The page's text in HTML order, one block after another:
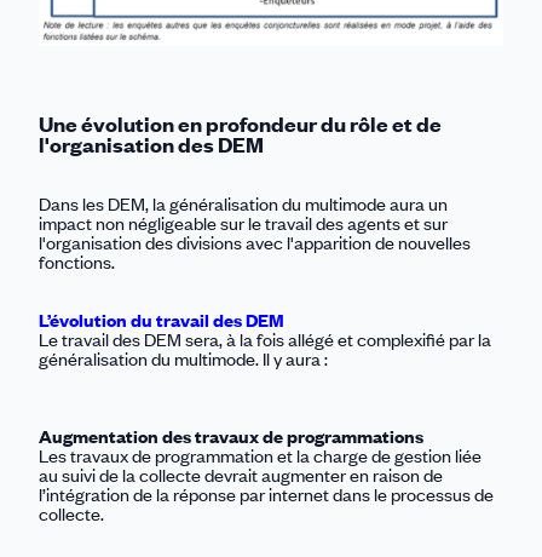
Une évolution en profondeur du rôle et de
l'organisation des DEM
Dans les DEM, la généralisation du multimode aura un
impact non négligeable sur le travail des agents et sur
l'organisation des divisions avec l'apparition de nouvelles
fonctions.
L’évolution du travail des DEM
Le travail des DEM sera, à la fois allégé et complexifié par la
généralisation du multimode. Il y aura :
Augmentation des travaux de programmations
Les travaux de programmation et la charge de gestion liée
au suivi de la collecte devrait augmenter en raison de
l’intégration de la réponse par internet dans le processus de
collecte.